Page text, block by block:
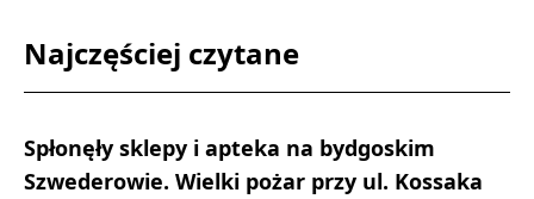
Najczęściej czytane
Spłonęły sklepy i apteka na bydgoskim
Szwederowie. Wielki pożar przy ul. Kossaka